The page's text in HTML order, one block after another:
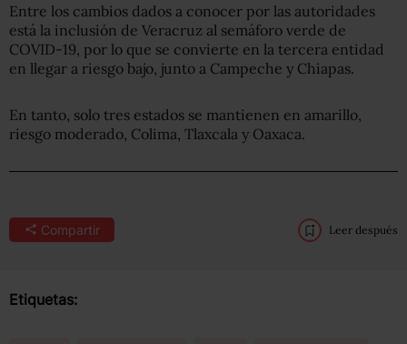
Entre los cambios dados a conocer por las autoridades
está la inclusión de Veracruz al semáforo verde de
COVID-19, por lo que se convierte en la tercera entidad
en llegar a riesgo bajo, junto a Campeche y Chiapas.
En tanto, solo tres estados se mantienen en amarillo,
riesgo moderado, Colima, Tlaxcala y Oaxaca.
Compartir Leer después
Etiquetas: